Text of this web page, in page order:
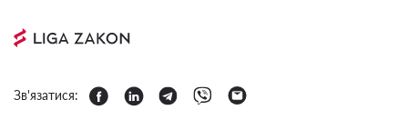
Зв'язатися: